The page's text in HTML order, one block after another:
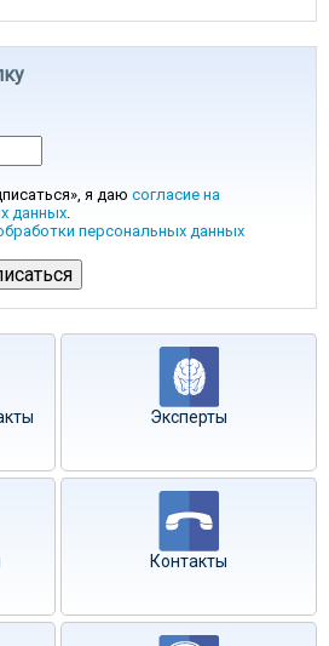
я даю согласие на
данных.
персональных данных
Эксперты
Контакты